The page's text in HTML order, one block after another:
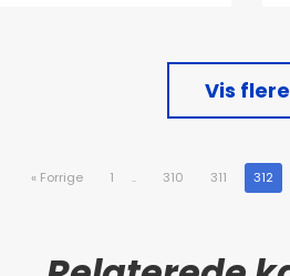
Vis flere
« Forrige 1 .. 310 311 312